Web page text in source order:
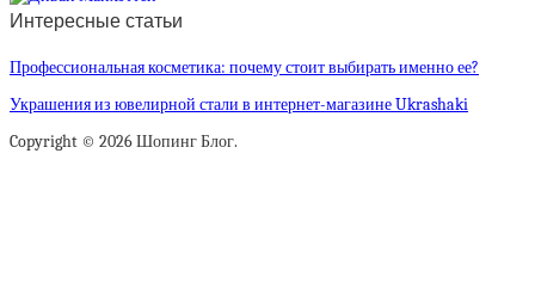
Интересные статьи
Профессиональная косметика: почему стоит выбирать именно ее?
Украшения из ювелирной стали в интернет-магазине Ukrashaki
Copyright © 2026 Шопинг Блог.